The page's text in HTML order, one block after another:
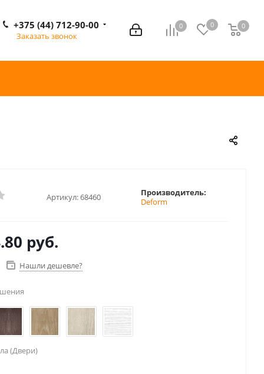
0 0 0
0
+375 (44) 712-90-00
Заказать звонок
Артикул:68460
Производитель:
Deform
руб.
Нашли дешевле?
(Двери)